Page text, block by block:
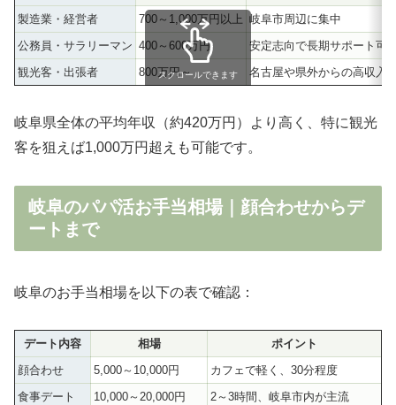
製造業・経営者
700～1,000万円以上 岐阜市周辺に集中
公務員・サラリーマン 400～600万円
安定志向で長期サポート可
観光客・出張者
800万円～ 名古屋や県外からの高収入
スクロールできます
岐阜県全体の平均年収（約420万円）より高く、特に観光
客を狙えば1,000万円超えも可能です。
岐阜のパパ活お手当相場｜顔合わせからデ
ートまで
岐阜のお手当相場を以下の表で確認：
デート内容 相場
ポイント
顔合わせ
5,000～10,000円
カフェで軽く、30分程度
食事デート
10,000～20,000円
2～3時間、岐阜市内が主流